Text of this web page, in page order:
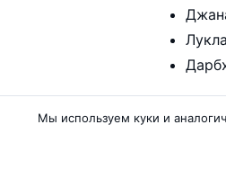
Мы используем куки и